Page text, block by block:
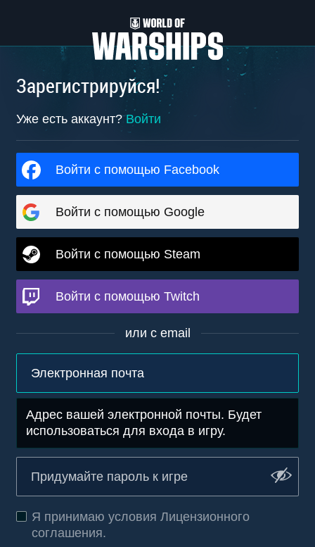
Зарегистрируйся!
Уже есть аккаунт?Войти
Войти с помощью Facebook
Войти с помощью Google
Войти с помощью Steam
Войти с помощью Twitch
или с email
Адрес вашей электронной почты. Будет
использоваться для входа в игру.
Я принимаю условия Лицензионного
соглашения.